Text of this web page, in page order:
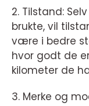
2. Tilstand:
brukte, vil
være i bedre
hvor godt de
kilometer de
3. Merke og